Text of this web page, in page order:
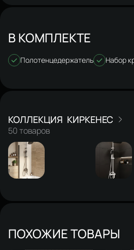
В КОМПЛЕКТЕ
Полотенцедержатель Набор
КИРКЕНЕС
50 товаров
ПОХОЖИЕ ТОВАРЫ